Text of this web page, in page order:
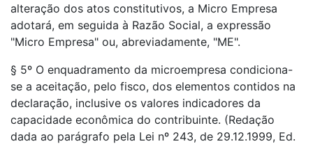
alteração dos atos constitutivos, a Micro Empresa
adotará, em seguida à Razão Social, a expressão
"Micro Empresa" ou, abreviadamente, "ME".
§ 5º O enquadramento da microempresa condiciona-
se a aceitação, pelo fisco, dos elementos contidos na
declaração, inclusive os valores indicadores da
capacidade econômica do contribuinte. (Redação
dada ao parágrafo pela Lei nº 243, de 29.12.1999, Ed.